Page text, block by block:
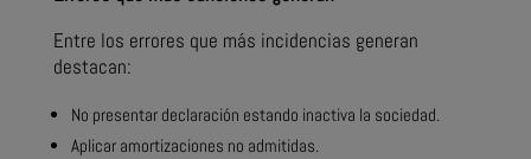
Entre los errores que más incidencias generan
destacan:
No presentar declaración estando inactiva la sociedad.
Aplicar amortizaciones no admitidas.